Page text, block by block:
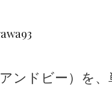
ンドビー）を